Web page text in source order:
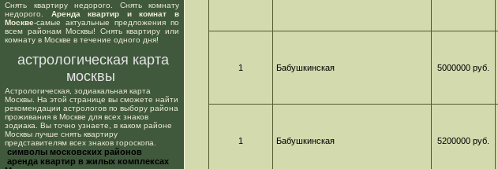
Снять квартиру недорого. Снять комнату
недорого. Аренда квартир и комнат в
Москве-самые актуальные предложения по
всем районам Москвы! Снять квартиру или
комнату в Москве в течение одного дня!
астрологическая карта
москвы
Астрологическая, зодиакальная карта
Москвы. На этой странице вы сможете найти
рекомендации астрологов по выбору района
проживания в Москве для всех знаков
зодиака. Вы точно узнаете, в каком районе
Москвы лучше снять квартиру
представителям всех знаков гороскопа.
cимволы московских районов
аренда квартир в жилых комплексах
1 Бабушкинская 5000000 руб.
1 Бабушкинская 5200000 руб.